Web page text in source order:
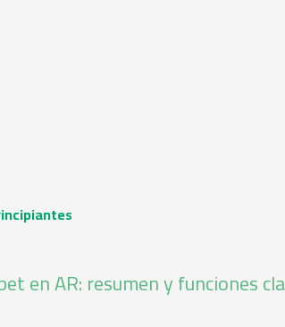
en AR: resumen y funciones